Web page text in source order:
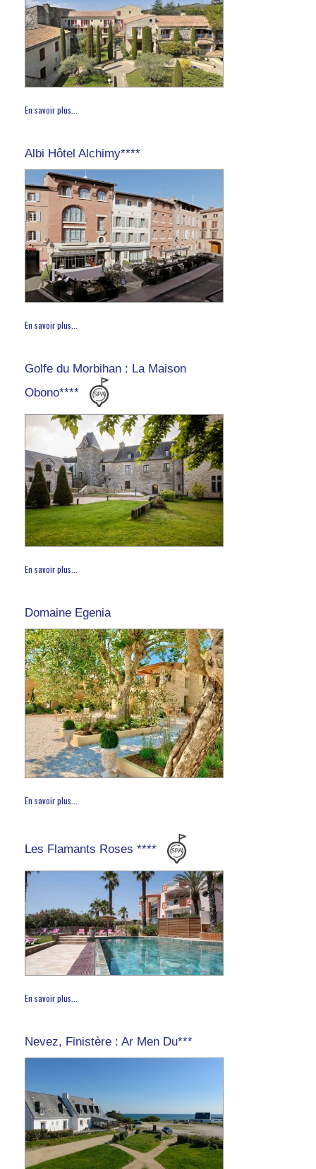
En savoir plus...
Albi Hôtel Alchimy****
En savoir plus...
Golfe du Morbihan : La Maison
Obono****
En savoir plus...
Domaine Egenia
En savoir plus...
Les Flamants Roses ****
En savoir plus...
Nevez, Finistère : Ar Men Du***